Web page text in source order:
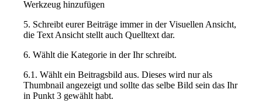
Werkzeug hinzufügen
5. Schreibt eurer Beiträge immer in der Visuellen Ansicht,
die Text Ansicht stellt auch Quelltext dar.
6. Wählt die Kategorie in der Ihr schreibt.
6.1. Wählt ein Beitragsbild aus. Dieses wird nur als
Thumbnail angezeigt und sollte das selbe Bild sein das Ihr
in Punkt 3 gewählt habt.